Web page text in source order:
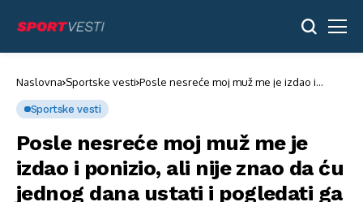
Naslovna Sportske vesti Posle nesreće moj muž me je izdao i
Sportske vesti
Posle nesreće moj muž me je
izdao i ponizio, ali nije znao da ću
jednog dana ustati i pogledati ga